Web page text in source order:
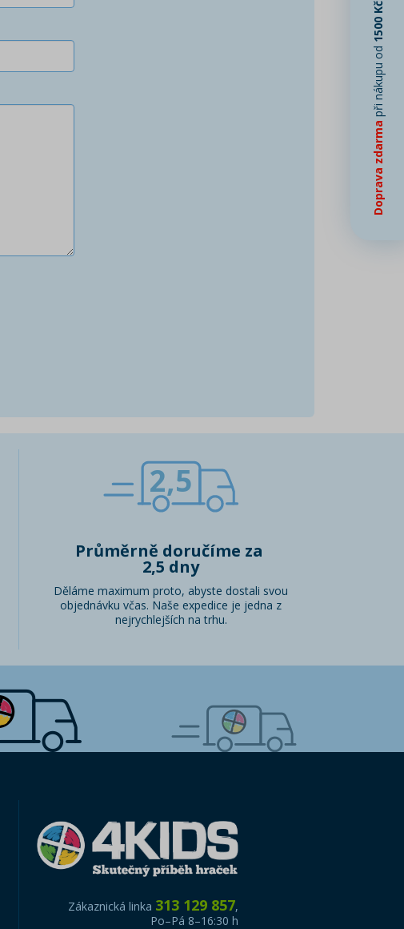
2,5
Průměrně doručíme za
2,5 dny
Děláme maximum proto, abyste dostali svou
objednávku včas. Naše expedice je jedna z
nejrychlejších na trhu.
Zákaznická linka 313 129 857,
Po–Pá 8–16:30 h
Doprava zdarma
při nákupu od
1500 Kč